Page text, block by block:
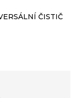
ČISTIČ